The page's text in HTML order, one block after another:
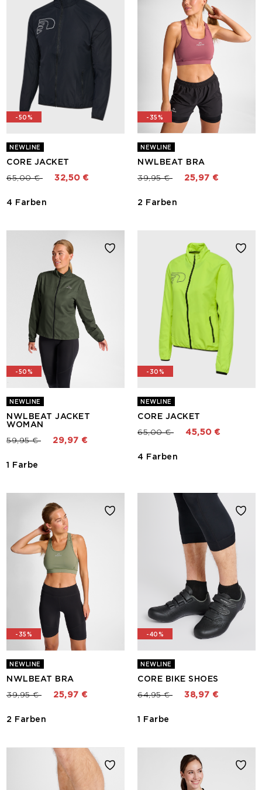
-50%
NEWLINE
CORE JACKET
Preis reduziert von
65,00 €bis 32,50 €
4 Farben
-35%
NEWLINE
NWLBEAT BRA
Preis reduziert von
39,95 €bis 25,97 €
2 Farben
-50%
NEWLINE
NWLBEAT JACKET
WOMAN
Preis reduziert von
59,95 €bis 29,97 €
1 Farbe
-30%
NEWLINE
CORE JACKET
Preis reduziert von
65,00 €bis 45,50 €
4 Farben
-35%
NEWLINE
NWLBEAT BRA
Preis reduziert von
39,95 €bis 25,97 €
2 Farben
-40%
NEWLINE
CORE BIKE SHOES
Preis reduziert von
64,95 €bis 38,97 €
1 Farbe